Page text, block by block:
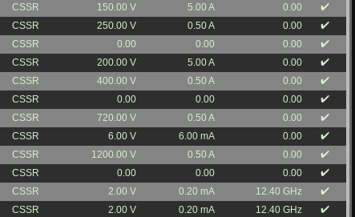
CSSR 150.00 V 5.00 A 0.00
✔️
CSSR 250.00 V 0.50 A 0.00
✔️
CSSR 0.00 0.00 0.00
✔️
CSSR 200.00 V 5.00 A 0.00
✔️
CSSR 400.00 V 0.50 A 0.00
✔️
CSSR 0.00 0.00 0.00
✔️
CSSR 720.00 V 0.50 A 0.00
✔️
CSSR 6.00 V 6.00 mA 0.00
✔️
CSSR 1200.00 V 0.50 A 0.00
✔️
CSSR 0.00 0.00 0.00
✔️
CSSR 2.00 V 0.20 mA 12.40 GHz
✔️
CSSR 2.00 V 0.20 mA 12.40 GHz
✔️